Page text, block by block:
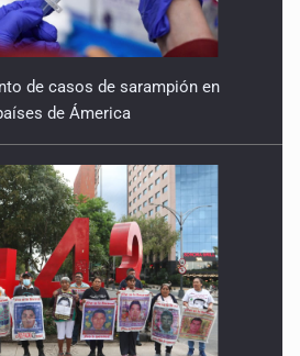
de casos de sarampión en
de Ámerica